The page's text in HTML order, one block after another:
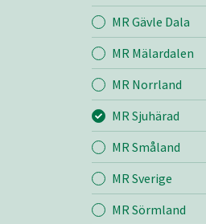
Mina sidor
MR Sjuhärad
Entreprenad
Bemanning
MR Gävle Dala
MR Mälardalen
MR Norrland
MR Sjuhärad
MR Småland
MR Sverige
MR Sörmland